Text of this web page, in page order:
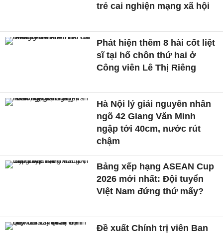
trẻ cai nghiện mạng xã hội
Phát hiện thêm 8 hài cốt liệt
sĩ tại hố chôn thứ hai ở
Công viên Lê Thị Riêng
Hà Nội lý giải nguyên nhân
ngõ 42 Giang Văn Minh
ngập tới 40cm, nước rút
chậm
Bảng xếp hạng ASEAN Cup
2026 mới nhất: Đội tuyển
Việt Nam đứng thứ mấy?
Đề xuất Chính trị viên Ban